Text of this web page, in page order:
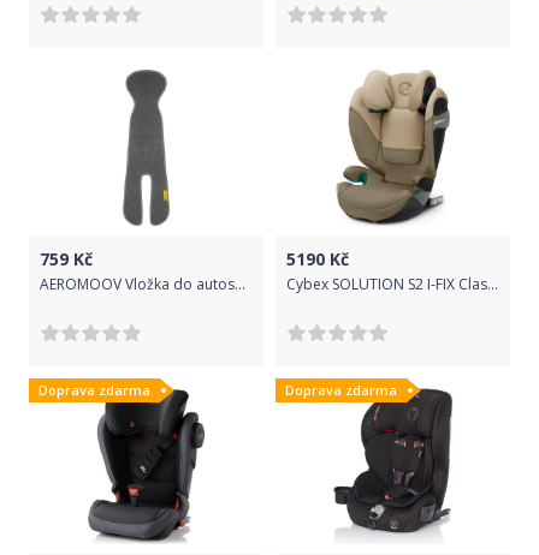
759 Kč
AEROMOOV Vložka do autosedačky 15-36 kg Aeromoov
5190 Kč
Cybex SOLUTION S2 I-FIX Classic Beige | mid beige
Doprava zdarma Doprava zdarma